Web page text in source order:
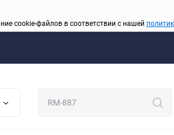
cookie-файлов в соответствии с нашей